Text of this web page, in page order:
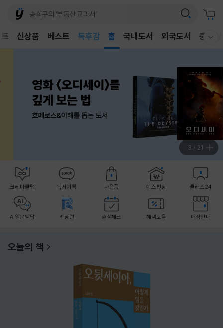
신상품 베스트
어린이
어린이
홈 국내도서 외국도서 중고샵
4 / 21
크레마클럽 독서기록 사은품 예스펀딩 클래스24
AI일문백답 리딩런 출석체크 혜택모음 매장안내
오늘의 책